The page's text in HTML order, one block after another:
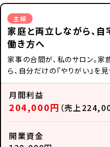
主婦
家庭と両立しながら、
働き方へ
家事の合間が、私のサロン。
ら、自分だけの『やりがい』を見
月間利益
204,000円 （売上
開業資金